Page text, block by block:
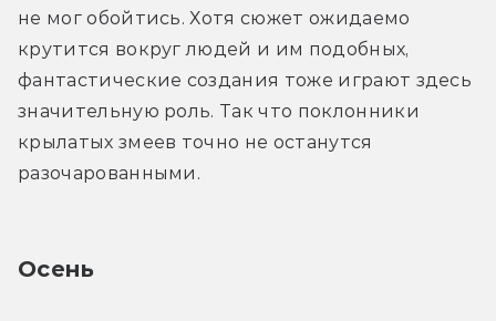
не мог обойтись. Хотя сюжет ожидаемо
крутится вокруг людей и им подобных,
фантастические создания тоже играют здесь
значительную роль. Так что поклонники
крылатых змеев точно не останутся
разочарованными.
Осень